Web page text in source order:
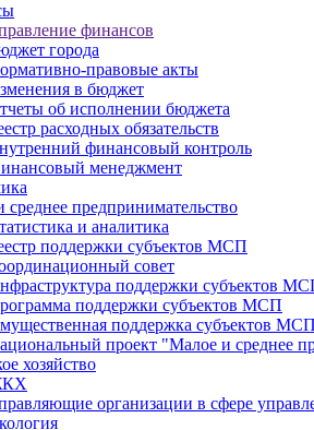
финансов
города
правовые акты
в бюджет
об исполнении бюджета
расходных обязательств
финансовый контроль
менеджмент
среднее предпринимательство
и аналитика
поддержки субъектов МСП
совет
поддержки субъектов
поддержки субъектов МСП
поддержка субъектов МСП
проект "Малое и среднее
хозяйство
организации в сфере